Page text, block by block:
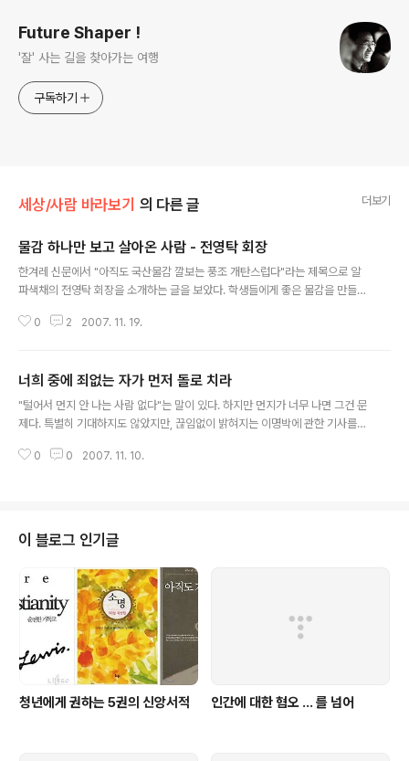
Future Shaper !
'잘' 사는 길을 찾아가는 여행
구독하기
세상/사람 바라보기 의 다른 글 더보기
물감 하나만 보고 살아온 사람 - 전영탁 회장
한겨레 신문에서 "아직도 국산물감 깔보는 풍조 개탄스럽다"라는 제목으로 알
파색채의 전영탁 회장을 소개하는 글을 보았다. 학생들에게 좋은 물감을 만들어
구자'라는 평을 들으며 , 등의 책도 썼다. 알파색채는 수채화 부분에서는 세계최
영탁회장에 대한 관심이 생겼다. 어느 정도이기에 펠리컨에서 경계를 할까? 혹
시 기사가 과장된 것은 아닐까? 한가지는 잘하지만 다른 쪽으로는 욕을 먹는 것
이 아닐까? 왠지 삐딱한 생각이 들어 ^^ 검색을 해보았다. 의외로 관련된 기사가
0 2 2007. 11. 19.
너희 중에 죄없는 자가 먼저 돌로 치라
"털어서 먼지 안 나는 사람 없다"는 말이 있다. 하지만 먼지가 너무 나면 그건 문
제다. 특별히 기대하지도 않았지만, 끊임없이 밝혀지는 이명박에 관한 기사를
해놓고 월급을 타가게 했다는 기사가 나왔다. 누가 봐도 명백한 불법. 나경원 대
이런 자는 돌로 쳐 죽이라고 하는데 당신은 어떻게 할 거냐는 일종의 시험이였
다. 여기서 예수님은 "죄 없는 자가 먼저 돌로 치라"는 말씀을 하시고, 사람들은
0 0 2007. 11. 10.
이 블로그 인기글
청년에게 권하는 5권의 신앙서적 인간에 대한 혐오 ... 를 넘어